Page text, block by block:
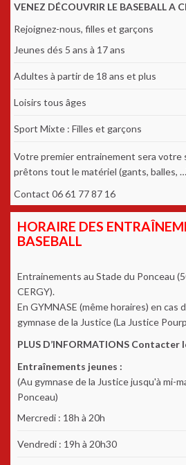
VENEZ DÉCOUVRIR LE BASEBALL A
Rejoignez-nous, filles et garçons
Jeunes dés 5 ans à 17 ans
Adultes à partir de 18 ans et plus
Loisirs tous âges
Sport Mixte : Filles et garçons
Votre premier entrainement sera votre
prêtons tout le matériel (gants, balles,
Contact 06 61 77 87 16
HORAIRE DES
BASEBALL
Entrainements au Stade du Ponceau
CERGY).
En GYMNASE (même horaires) en cas
gymnase de la Justice (La Justice
PLUS D’INFORMATIONS Contacter
Entraînements jeunes :
(Au gymnase de la Justice jusqu'à mi-
Ponceau)
Mercredi : 18h à 20h
Vendredi : 19h à 20h30